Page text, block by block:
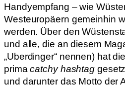
Handyempfang – wie
Westeuropäern gemeinhin
werden. Über den
und alle, die an diesem
„Uberdinger“ nennen) hat
primacatchy hashtag
und darunter das Motto der